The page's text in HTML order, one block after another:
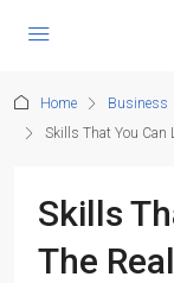
Home
Business
Skills That You Can
Skills
The